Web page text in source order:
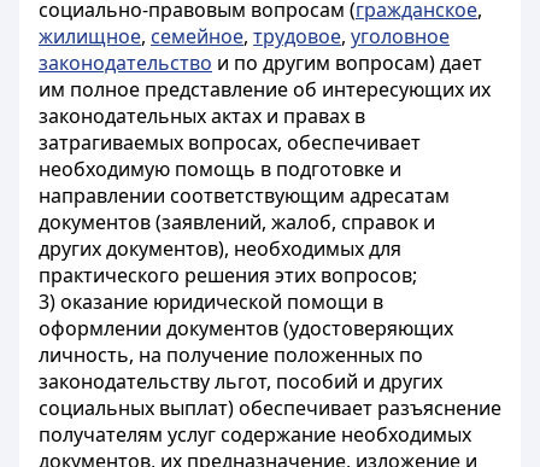
социально-правовым вопросам (гражданское,
жилищное, семейное, трудовое, уголовное
законодательство и по другим вопросам) дает
им полное представление об интересующих их
законодательных актах и правах в
затрагиваемых вопросах, обеспечивает
необходимую помощь в подготовке и
направлении соответствующим адресатам
документов (заявлений, жалоб, справок и
других документов), необходимых для
практического решения этих вопросов;
3) оказание юридической помощи в
оформлении документов (удостоверяющих
личность, на получение положенных по
законодательству льгот, пособий и других
социальных выплат) обеспечивает разъяснение
получателям услуг содержание необходимых
документов, их предназначение, изложение и